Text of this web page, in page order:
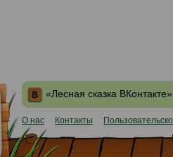
«Лесная сказка ВКонтакте»
О нас Контакты